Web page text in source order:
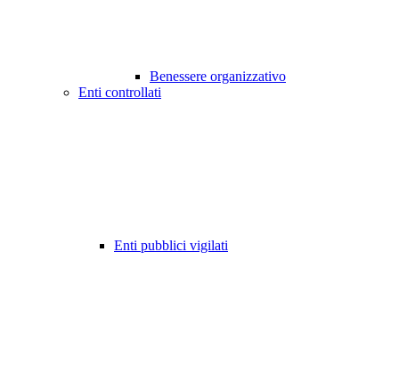
Benessere organizzativo
Enti controllati
Enti pubblici vigilati